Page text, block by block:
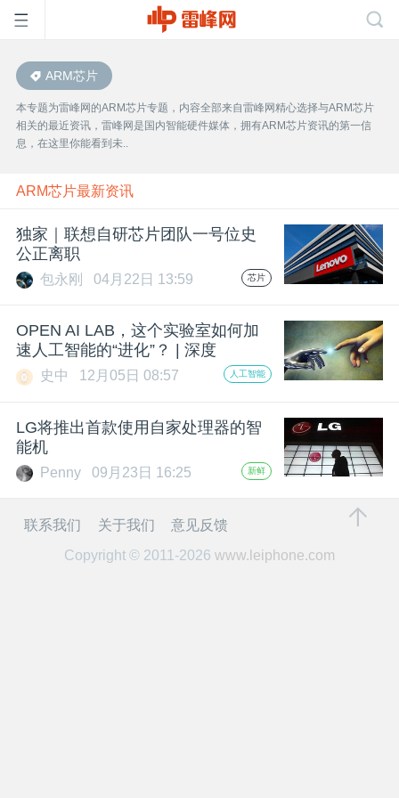
首
页
雷
峰
公
动
ARM芯片
本专题为雷峰网的ARM芯片专题，内容全部来自雷峰网精心选择与ARM芯片
相关的最近资讯，雷峰网是国内智能硬件媒体，拥有ARM芯片资讯的第一信
息，在这里你能看到未..
ARM芯片最新资讯
独家｜联想自研芯片团队一号位史
公正离职
包永刚 04月22日 13:59 芯片
OPEN AI LAB，这个实验室如何加
速人工智能的“进化”？ | 深度
史中 12月05日 08:57 人工智能
LG将推出首款使用自家处理器的智
能机
Penny 09月23日 16:25 新鲜
联系我们 关于我们
意见反馈
Copyright © 2011-2026 www.leiphone.com